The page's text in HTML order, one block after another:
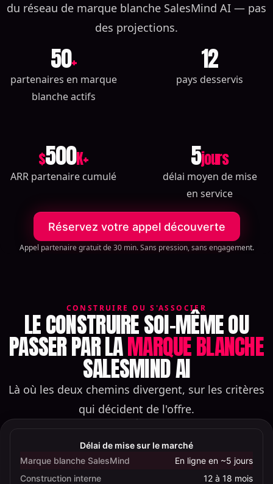
du réseau de marque blanche SalesMind AI — pas
des projections.
50+
partenaires en marque
blanche actifs
12
pays desservis
$500K+
ARR partenaire cumulé
5jours
délai moyen de mise
en service
Réservez votre appel découverte
Appel partenaire gratuit de 30 min. Sans pression, sans engagement.
CONSTRUIRE OU S'ASSOCIER
LE CONSTRUIRE SOI-MÊME OU
PASSER PAR LAMARQUE BLANCHE
SALESMIND AI
Là où les deux chemins divergent, sur les critères
qui décident de l'offre.
Comparaison
construction
Délai de mise sur le marché
Marque blanche SalesMind
En ligne en ~5 jours
Construction interne
12 à 18 mois